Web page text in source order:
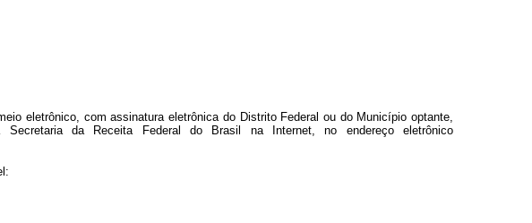
eletrônico, com assinatura eletrônica do Distrito Federal ou do Município optante,
da Receita Federal do Brasil na Internet, no endereço eletrônico